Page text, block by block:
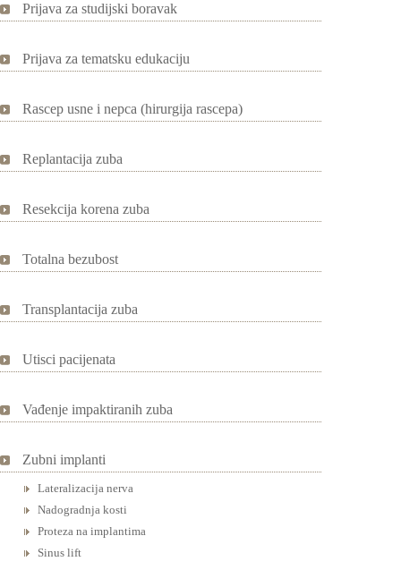
Prijava za studijski boravak
Prijava za tematsku edukaciju
Rascep usne i nepca (hirurgija rascepa)
Replantacija zuba
Resekcija korena zuba
Totalna bezubost
Transplantacija zuba
Utisci pacijenata
Vađenje impaktiranih zuba
Zubni implanti
Lateralizacija nerva
Nadogradnja kosti
Proteza na implantima
Sinus lift